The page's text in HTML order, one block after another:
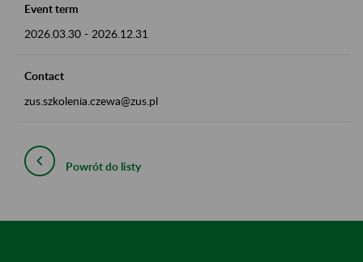
Event term
2026.03.30 - 2026.12.31
Contact
zus.szkolenia.czewa@zus.pl
Powrót do listy